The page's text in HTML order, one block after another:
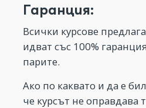
Гаранция:
Всички курсове
идват със 100%
парите.
Ако по каквато и да е
че курсът не оправдава